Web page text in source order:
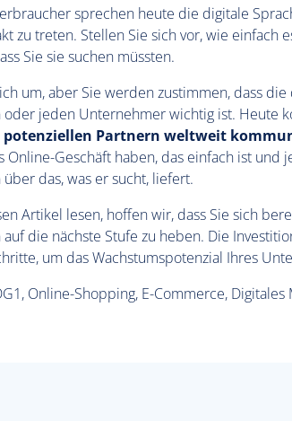
sprechen heute die digitale
zu treten. Stellen Sie sich vor, wie einfach
Sie sie suchen müssten.
um, aber Sie werden zustimmen, dass
jeden Unternehmer wichtig ist. Heute
potenziellen Partnern weltweit
Online-Geschäft haben, das einfach ist und
das, was er sucht, liefert.
Artikel lesen, hoffen wir, dass Sie sich
die nächste Stufe zu heben. Die
um das Wachstumspotenzial Ihres
Online-Shopping, E-Commerce,